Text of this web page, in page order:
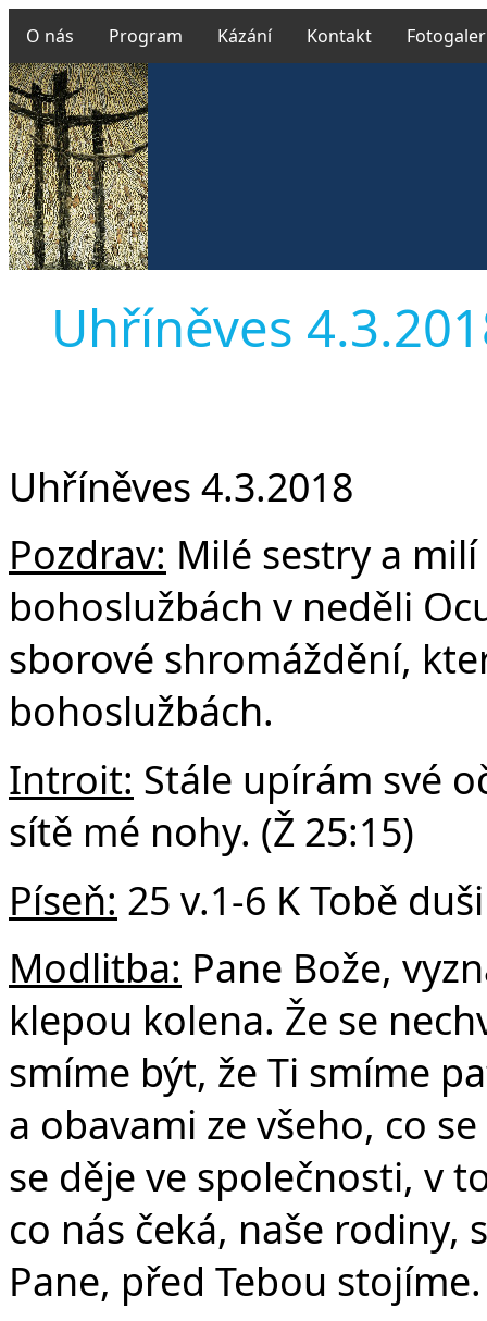
O nás Program Kázání Kontakt
Uhříněves
Uhříněves 4.3.2018
Pozdrav: Milé sestry a
bohoslužbách v neděli
sborové shromáždění,
bohoslužbách.
Introit: Stále upírám své
sítě mé nohy. (Ž 25:15)
Píseň: 25 v.1-6 K Tobě
Modlitba: Pane Bože,
klepou kolena. Že se
smíme být, že Ti smíme
a obavami ze všeho, co
se děje ve společnosti, v
co nás čeká, naše rodiny,
Pane, před Tebou stojíme.